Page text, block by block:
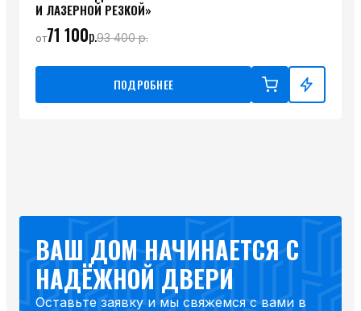
И ЛАЗЕРНОЙ РЕЗКОЙ»
от71 100р.93 400р.
ПОДРОБНЕЕ
ВАШ ДОМ НАЧИНАЕТСЯ С
НАДЁЖНОЙ ДВЕРИ
Оставьте заявку и мы свяжемся с вами в